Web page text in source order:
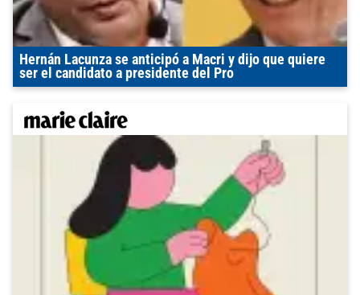
Hernán Lacunza se anticipó a Macri y dijo que quiere
ser el candidato a presidente del Pro